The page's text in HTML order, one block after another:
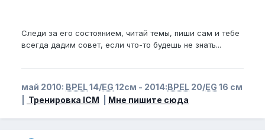
Следи за его состоянием, читай темы, пиши сам и тебе
всегда дадим совет, если что-то будешь не знать...
май 2010: BPEL14/EG 12см - 2014:BPEL 20/EG 16 см
Тренировка ICM Мне пишите сюда